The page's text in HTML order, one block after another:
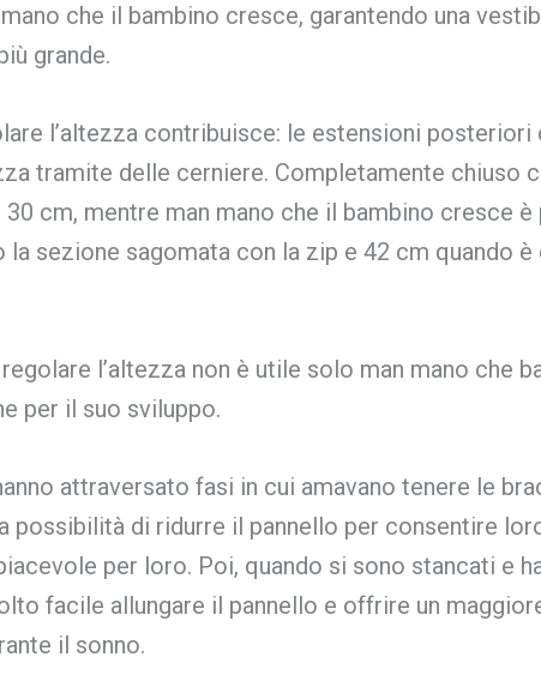
mano che il bambino cresce, garantendo una
grande.
l’altezza contribuisce: le estensioni
tramite delle cerniere. Completamente chiuso
cm, mentre man mano che il bambino cresce
sezione sagomata con la zip e 42 cm quando
l’altezza non è utile solo man mano che
per il suo sviluppo.
attraversato fasi in cui amavano tenere le
possibilità di ridurre il pannello per consentire
per loro. Poi, quando si sono stancati e
facile allungare il pannello e offrire un
il sonno.